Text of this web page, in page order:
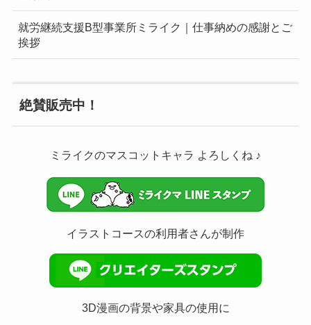
就労継続支援B型事業所ミライク｜仕事納めの感謝とご
挨拶
絶賛販売中！
ミライクのマスコットキャラ よろしくね ♪
イラストコースの利用者さんが制作
3D漫画の背景や家具の使用に